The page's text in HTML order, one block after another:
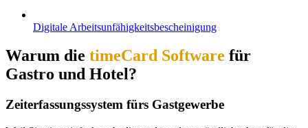
Digitale Arbeitsunfähigkeitsbescheinigung
Warum die timeCard Software für
Gastro und Hotel?
Zeiterfassungssystem fürs Gastgewerbe